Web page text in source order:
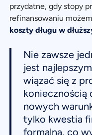
przydatne, gdy stopy
refinansowaniu
koszty długu w
Nie zawsze
jest
wiązać się z
koniecznością
nowych
tylko kwestia
formalna, co